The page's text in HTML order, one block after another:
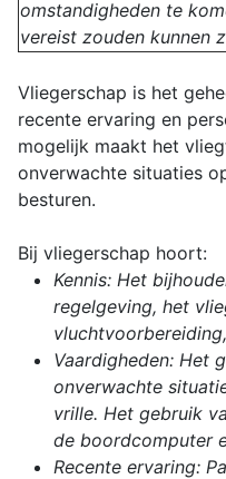
omstandigheden te
vereist zouden kunnen
Vliegerschap is het
recente ervaring en
mogelijk maakt het
onverwachte situaties
besturen.
Bij vliegerschap hoort:
Kennis: Het
regelgeving, het
Vaardigheden: Het
onverwachte
vrille. Het gebruik
de boordcomputer
Recente ervaring: